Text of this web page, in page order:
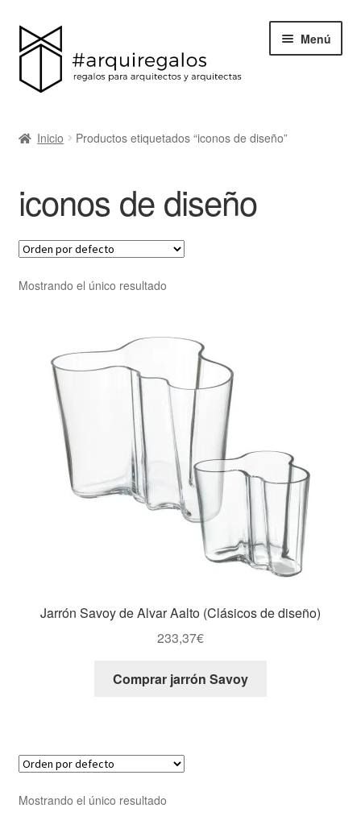
Menú
BLACK FRIDAY
Blog
Acerca de ArquiRegalos
Inicio Productos etiquetados “iconos de diseño”
iconos de diseño
Mostrando el único resultado
Jarrón Savoy de Alvar Aalto (Clásicos de diseño)
233,37€
Comprar jarrón Savoy
Mostrando el único resultado